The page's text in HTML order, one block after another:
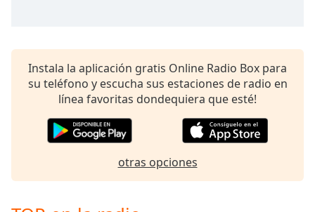
Opacity
Style
Instala la aplicación gratis Online Radio Box para
su teléfono y escucha sus estaciones de radio en
línea favoritas dondequiera que esté!
otras opciones